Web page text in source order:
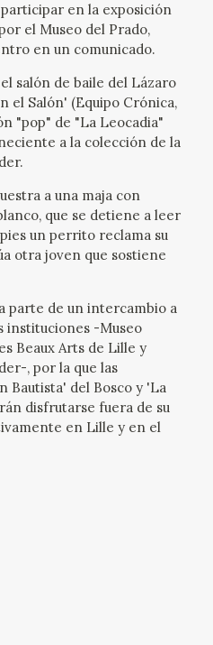
en la exposición
el Museo del Prado,
en un comunicado.
salón de baile del Lázaro
el Salón' (Equipo Crónica,
"pop" de "La Leocadia"
a la colección de la
a una maja con
que se detiene a leer
un perrito reclama su
otra joven que sostiene
parte de un intercambio a
instituciones -Museo
Beaux Arts de Lille y
, por la que las
Bautista' del Bosco y 'La
disfrutarse fuera de su
en Lille y en el